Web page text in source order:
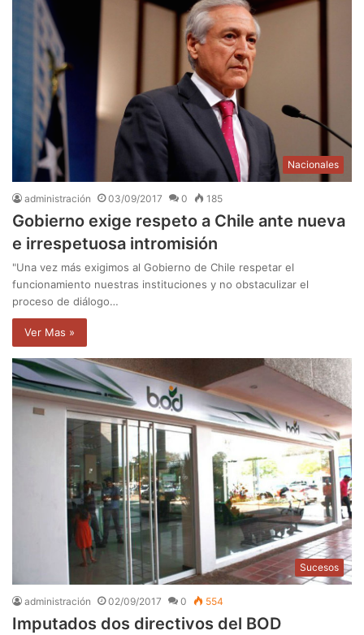
Nacionales
administración 03/09/2017 0 185
Gobierno exige respeto a Chile ante nueva
e irrespetuosa intromisión
"Una vez más exigimos al Gobierno de Chile respetar el
funcionamiento nuestras instituciones y no obstaculizar el
proceso de diálogo…
Ver Mas »
Sucesos
administración 02/09/2017 0 554
Imputados dos directivos del BOD